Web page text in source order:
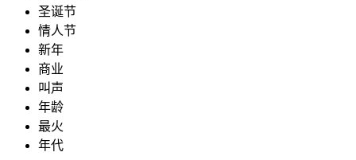
圣诞节
情人节
新年
商业
叫声
年龄
最火
年代